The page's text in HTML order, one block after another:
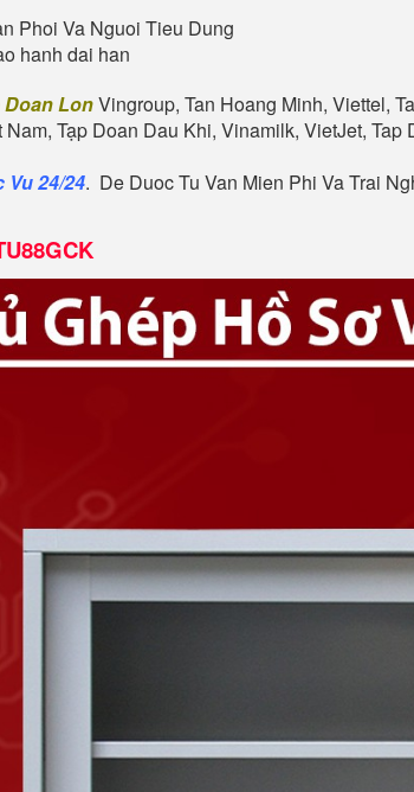
Phoi Va Nguoi Tieu Dung
hanh dai han
Doan LonVingroup, Tan Hoang Minh, Viettel,
Tạp Doan Dau Khi, Vinamilk, VietJet,
Vu 24/24. De Duoc Tu Van Mien Phi Va Trai